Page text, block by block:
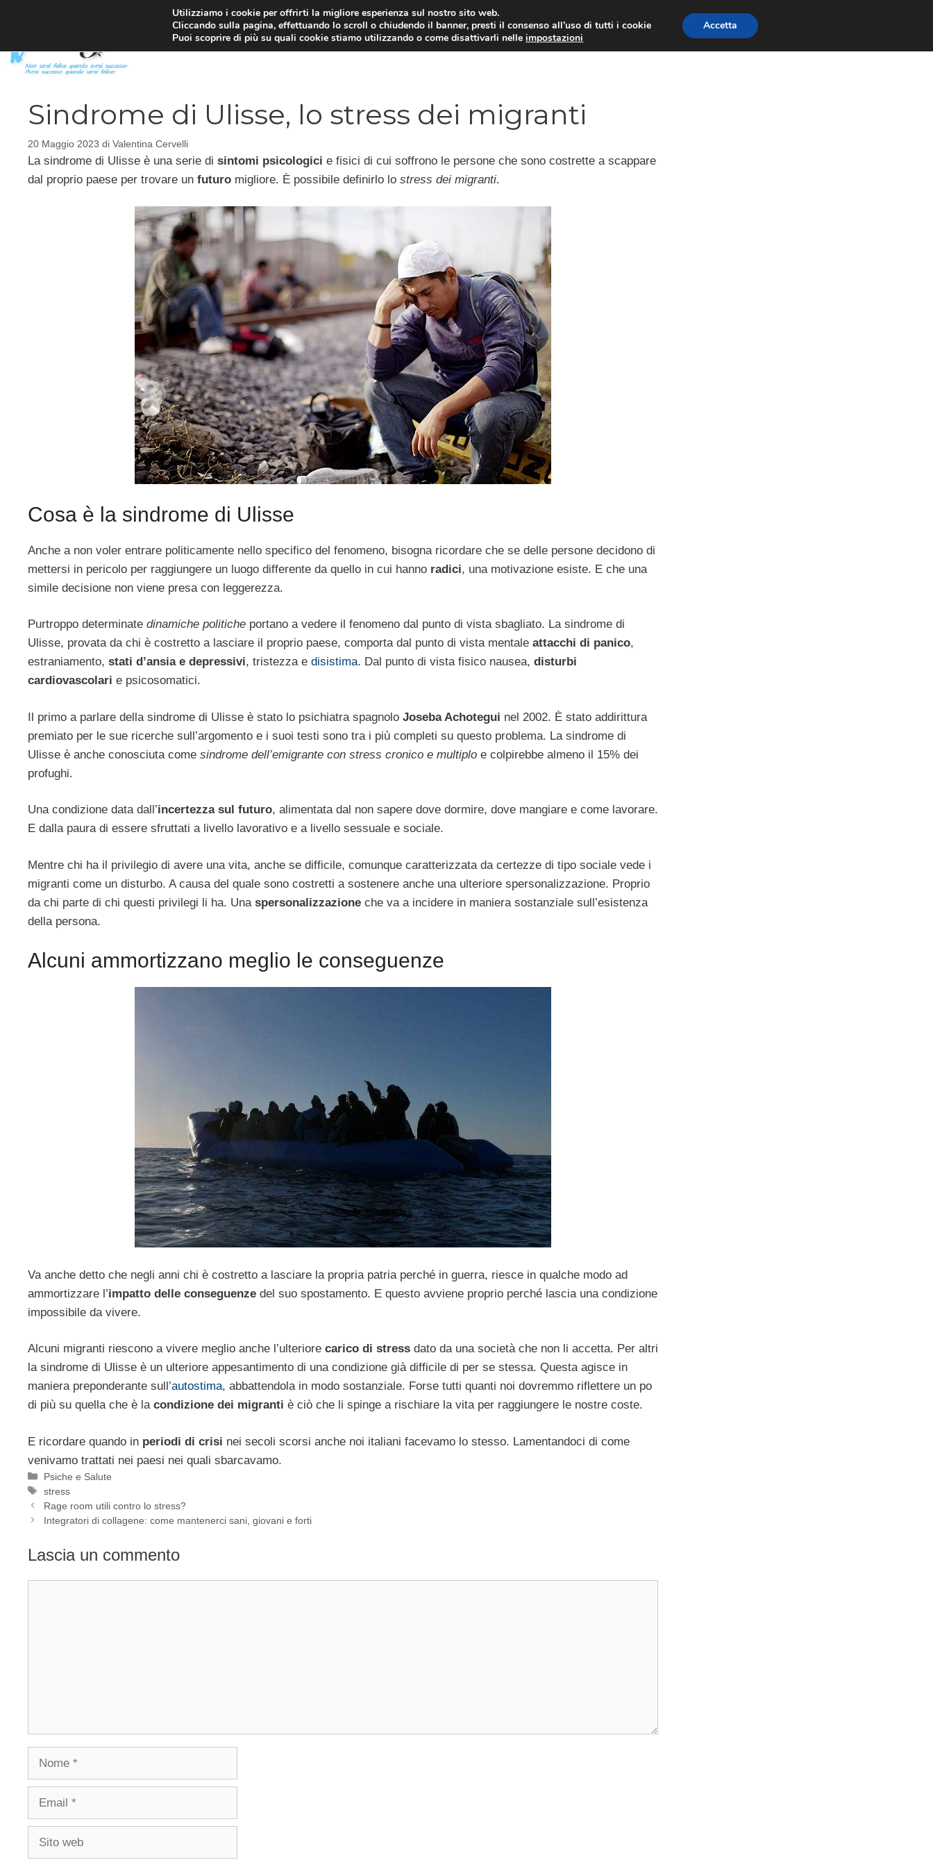
DIPENDENZE RELAZIONI INTERPERSONALI
Sindrome di Ulisse, lo stress dei migranti
20 Maggio 2023 di Valentina Cervelli
La sindrome di Ulisse è una serie di sintomi psicologici e fisici di cui soffrono le persone che sono costrette a scappare
dal proprio paese per trovare un futuro migliore. È possibile definirlo lo stress dei migranti.
Cosa è la sindrome di Ulisse
Anche a non voler entrare politicamente nello specifico del fenomeno, bisogna ricordare che se delle persone decidono di
mettersi in pericolo per raggiungere un luogo differente da quello in cui hanno radici, una motivazione esiste. E che una
simile decisione non viene presa con leggerezza.
Purtroppo determinate dinamiche politiche portano a vedere il fenomeno dal punto di vista sbagliato. La sindrome di
Ulisse, provata da chi è costretto a lasciare il proprio paese, comporta dal punto di vista mentale attacchi di panico,
estraniamento, stati d’ansia e depressivi, tristezza e disistima. Dal punto di vista fisico nausea, disturbi
cardiovascolari e psicosomatici.
Il primo a parlare della sindrome di Ulisse è stato lo psichiatra spagnolo Joseba Achotegui nel 2002. È stato addirittura
premiato per le sue ricerche sull’argomento e i suoi testi sono tra i più completi su questo problema. La sindrome di
Ulisse è anche conosciuta come sindrome dell’emigrante con stress cronico e multiplo e colpirebbe almeno il 15% dei
profughi.
Una condizione data dall’incertezza sul futuro, alimentata dal non sapere dove dormire, dove mangiare e come lavorare.
E dalla paura di essere sfruttati a livello lavorativo e a livello sessuale e sociale.
Mentre chi ha il privilegio di avere una vita, anche se difficile, comunque caratterizzata da certezze di tipo sociale vede i
migranti come un disturbo. A causa del quale sono costretti a sostenere anche una ulteriore spersonalizzazione. Proprio
da chi parte di chi questi privilegi li ha. Una spersonalizzazione che va a incidere in maniera sostanziale sull’esistenza
della persona.
Alcuni ammortizzano meglio le conseguenze
Va anche detto che negli anni chi è costretto a lasciare la propria patria perché in guerra, riesce in qualche modo ad
ammortizzare l’impatto delle conseguenze del suo spostamento. E questo avviene proprio perché lascia una condizione
impossibile da vivere.
Alcuni migranti riescono a vivere meglio anche l’ulteriore carico di stress dato da una società che non li accetta. Per altri
la sindrome di Ulisse è un ulteriore appesantimento di una condizione già difficile di per se stessa. Questa agisce in
maniera preponderante sull’autostima, abbattendola in modo sostanziale. Forse tutti quanti noi dovremmo riflettere un po
di più su quella che è lacondizione dei migranti è ciò che li spinge a rischiare la vita per raggiungere le nostre coste.
E ricordare quando in periodi di crisi nei secoli scorsi anche noi italiani facevamo lo stesso. Lamentandoci di come
venivamo trattati nei paesi nei quali sbarcavamo.
Categorie
Psiche e Salute
Tag
stress
Rage room utili contro lo stress?
Integratori di collagene: come mantenerci sani, giovani e forti
Lascia un commento
Nome
Email
Sito
Utilizziamo i cookie per offrirti la migliore esperienza sul nostro sito web.
Cliccando sulla pagina, effettuando lo scroll o chiudendo il banner, presti il consenso all’uso di tutti i cookie
Puoi scoprire di più su quali cookie stiamo utilizzando o come disattivarli nelleimpostazioni
Accetta